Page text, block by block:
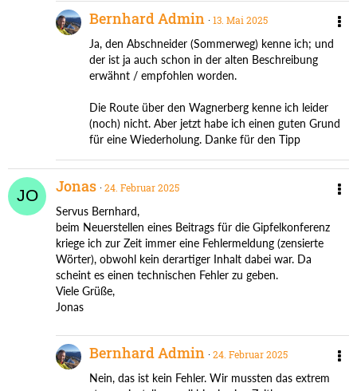
Bernhard Admin 13. Mai 2025
Ja, den Abschneider (Sommerweg) kenne ich; und
der ist ja auch schon in der alten Beschreibung
erwähnt / empfohlen worden.
Die Route über den Wagnerberg kenne ich leider
(noch) nicht. Aber jetzt habe ich einen guten Grund
für eine Wiederholung. Danke für den Tipp
Jonas 24. Februar 2025
Servus Bernhard,
beim Neuerstellen eines Beitrags für die Gipfelkonferenz
kriege ich zur Zeit immer eine Fehlermeldung (zensierte
Wörter), obwohl kein derartiger Inhalt dabei war. Da
scheint es einen technischen Fehler zu geben.
Viele Grüße,
Jonas
Bernhard Admin 24. Februar 2025
Nein, das ist kein Fehler. Wir mussten das extrem